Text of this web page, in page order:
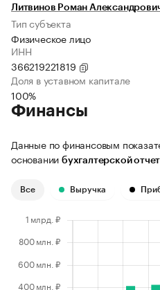
Литвинов Роман
Тип субъекта
Физическое лицо
ИНН
366219221819
Доля в уставном капитале
100%
Финансы
Данные по финансовым
основании бухгалтерской
Все Выручка